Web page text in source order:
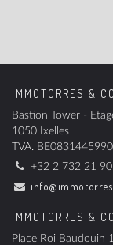
IMMOTORRES &
Bastion Tower -
1050 Ixelles
TVA. BE0831445990
+32 2 732 21 90
IMMOTORRES &
Place Roi Baudouin